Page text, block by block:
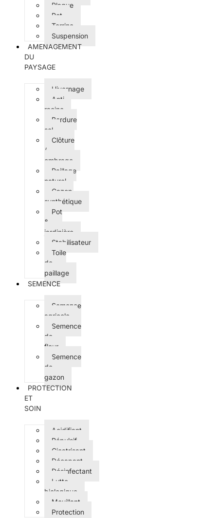
Plaque
Pot
Terrine
Suspension
AMENAGEMENT
DU
PAYSAGE
Hivernage
Anti-
racine
Bordure
sol
Clôture
/
ombrage
Paillage
naturel
Gazon
synthétique
Pot
&
jardinière
Stabilisateur
Toile
de
paillage
SEMENCE
Semence
agricole
Semence
de
fleur
Semence
de
gazon
PROTECTION
ET
SOIN
Acidifiant
Répulsif
Cicatrisant
Décapant
Désinfectant
Lutte
biologique
Mouillant
Protection